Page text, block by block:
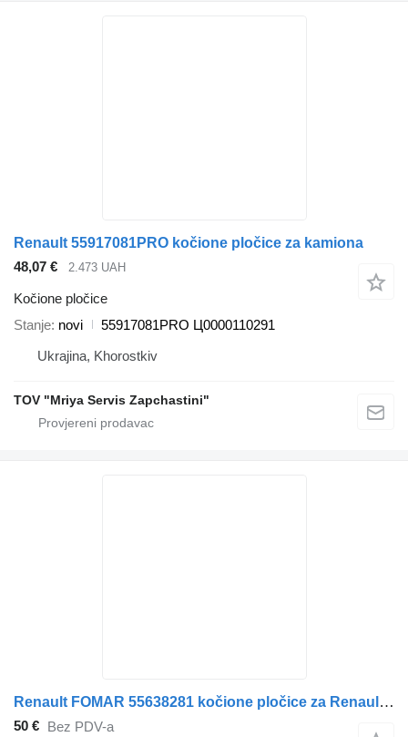
Renault 55917081PRO kočione pločice za kamiona
48,07 €
2.473 UAH
Kočione pločice
Stanje novi
55917081PRO Ц0000110291
Ukrajina, Khorostkiv
TOV "Mriya Servis Zapchastini"
Renault FOMAR 55638281 kočione pločice za Renault RVI AE385/420/520 95-, VOLVO B10/12; kamiona
50 € Bez PDV-a